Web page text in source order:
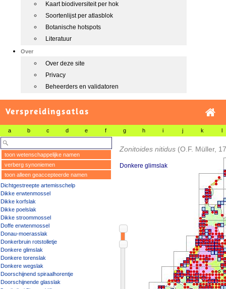
Kaart biodiversiteit per hok
Soortenlijst per atlasblok
Botanische hotspots
Literatuur
Over
Over deze site
Privacy
Beheerders en validatoren
Verspreidingsatlas
a b c d e f g h i j k l
toon wetenschappelijke namen
verberg synoniemen
toon alleen geaccepteerde namen
Dichtgestreepte artemisschelp
Dikke erwtenmossel
Dikke korfslak
Dikke poelslak
Dikke stroommossel
Doffe erwtenmossel
Donau-moerasslak
Donkerbruin rotstolletje
Donkere glimslak
Donkere torenslak
Donkere wegslak
Doorschijnend spiraalhorentje
Doorschijnende glasslak
Zonitoides nitidus (O.F. Müller,
Donkere glimslak